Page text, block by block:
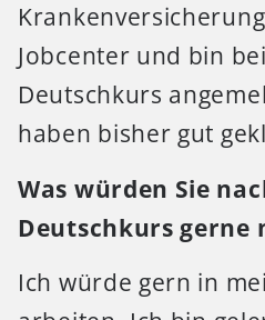
Jobcenter und bin
Deutschkurs
haben bisher gut
Was würden Sie
Deutschkurs gerne
Ich würde gern in